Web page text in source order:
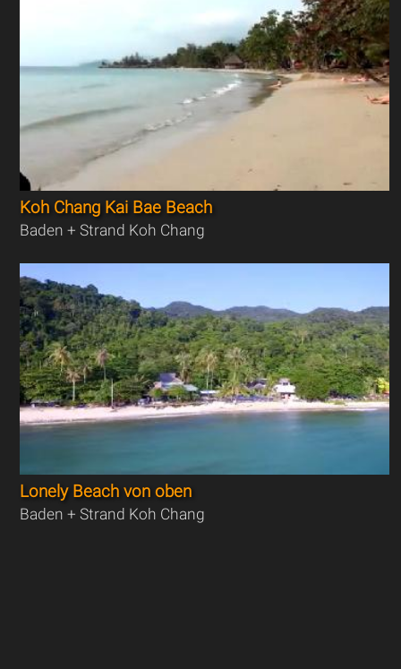
Koh Chang Kai Bae Beach
Baden + Strand Koh Chang
Lonely Beach von oben
Baden + Strand Koh Chang